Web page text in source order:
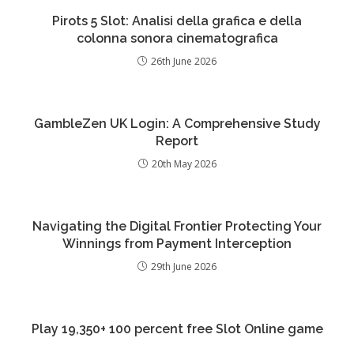
Pirots 5 Slot: Analisi della grafica e della
colonna sonora cinematografica
26th June 2026
GambleZen UK Login: A Comprehensive Study
Report
20th May 2026
Navigating the Digital Frontier Protecting Your
Winnings from Payment Interception
29th June 2026
Play 19,350+ 100 percent free Slot Online game